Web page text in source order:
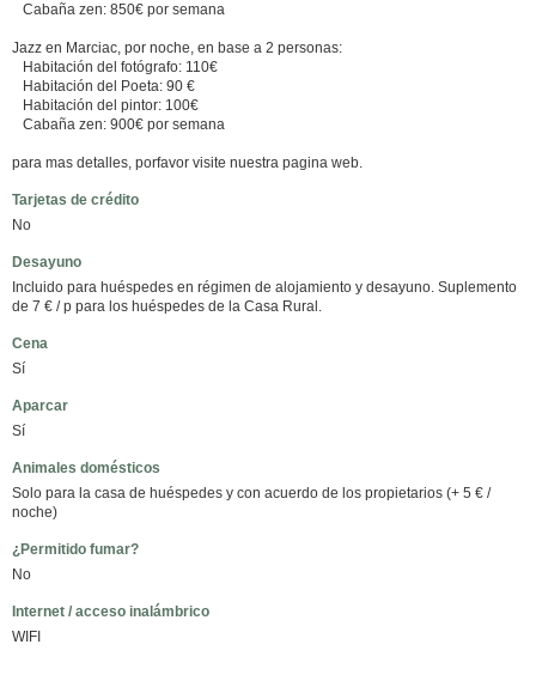
Cabaña zen: 850€ por semana
Jazz en Marciac, por noche, en base a 2 personas:
Habitación del fotógrafo: 110€
Habitación del Poeta: 90 €
Habitación del pintor: 100€
Cabaña zen: 900€ por semana
para mas detalles, porfavor visite nuestra pagina web.
Tarjetas de crédito
No
Desayuno
Incluido para huéspedes en régimen de alojamiento y desayuno. Suplemento
de 7 € / p para los huéspedes de la Casa Rural.
Cena
Sí
Aparcar
Sí
Animales domésticos
Solo para la casa de huéspedes y con acuerdo de los propietarios (+ 5 € /
noche)
¿Permitido fumar?
No
Internet / acceso inalámbrico
WIFI